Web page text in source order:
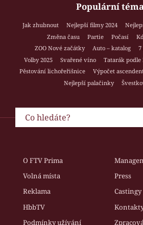
Populární
Jak zhubnout Nejlepší filmy 2024
Změna času
Partie Počasí
ZOO Nové začátky
Auto – katalog
7
Volby 2025
Svařené víno Tatarák podle
Pěstování lichořeřišnice
Výpočet
Nejlepší palačinky
O FTV Prima
Volná místa
Press
Reklama
HbbTV
Podmínky užívání